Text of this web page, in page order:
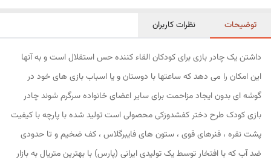
توضیحات نظرات کاربران
داشتن یک چادر بازی برای کودکان القاء کننده حس استقلال است و به آنها
این امکان را می دهد که ساعتها با دوستان و یا اسباب بازی های خود در
گوشه ای بدون ایجاد مزاحمت برای سایر اعضای خانواده سرگرم شوند چادر
بازی کودک طرح دختر کفشدوزکی محصولی است تولید شده با پارچه با کیفیت
پشت نقره ، فنرهای قوی ، ستون های فایبرگلاس ، کف ضخیم و تا حدودی
ضد آب که با افتخار توسط یک تولیدی ایرانی (پارس) با بهترین متریال به بازار